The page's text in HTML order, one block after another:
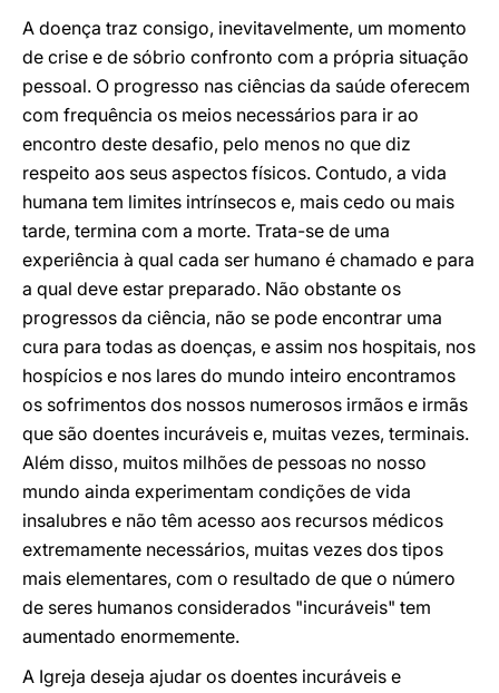
A doença traz consigo, inevitavelmente, um momento
de crise e de sóbrio confronto com a própria situação
pessoal. O progresso nas ciências da saúde oferecem
com frequência os meios necessários para ir ao
encontro deste desafio, pelo menos no que diz
respeito aos seus aspectos físicos. Contudo, a vida
humana tem limites intrínsecos e, mais cedo ou mais
tarde, termina com a morte. Trata-se de uma
experiência à qual cada ser humano é chamado e para
a qual deve estar preparado. Não obstante os
progressos da ciência, não se pode encontrar uma
cura para todas as doenças, e assim nos hospitais, nos
hospícios e nos lares do mundo inteiro encontramos
os sofrimentos dos nossos numerosos irmãos e irmãs
que são doentes incuráveis e, muitas vezes, terminais.
Além disso, muitos milhões de pessoas no nosso
mundo ainda experimentam condições de vida
insalubres e não têm acesso aos recursos médicos
extremamente necessários, muitas vezes dos tipos
mais elementares, com o resultado de que o número
de seres humanos considerados "incuráveis" tem
aumentado enormemente.
A Igreja deseja ajudar os doentes incuráveis e